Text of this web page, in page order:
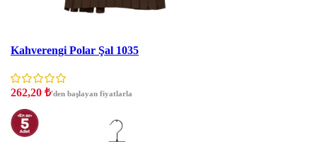
Kahverengi Polar Şal 1035
262,20 ₺'den başlayan fiyatlarla